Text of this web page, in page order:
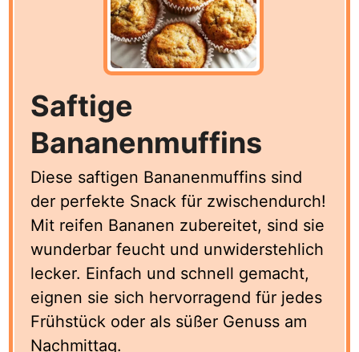
Saftige
Bananenmuffins
Diese saftigen Bananenmuffins sind
der perfekte Snack für zwischendurch!
Mit reifen Bananen zubereitet, sind sie
wunderbar feucht und unwiderstehlich
lecker. Einfach und schnell gemacht,
eignen sie sich hervorragend für jedes
Frühstück oder als süßer Genuss am
Nachmittag.